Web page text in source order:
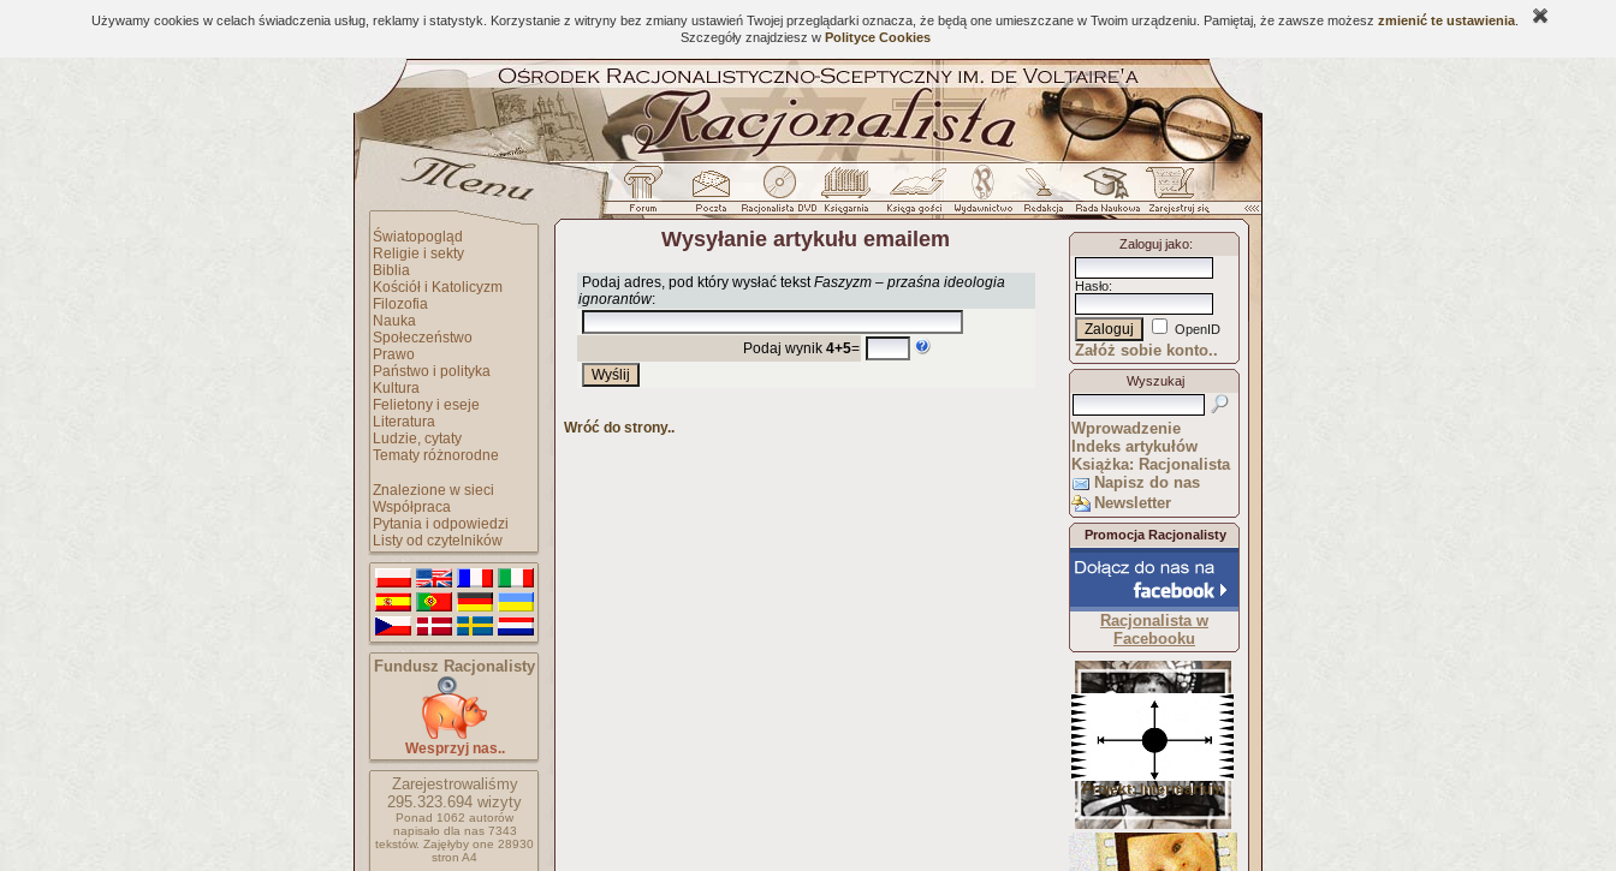
Używamy cookies w celach świadczenia usług, reklamy i statystyk. Korzystanie z witryny bez zmiany ustawień Twojej przeglądarki oznacza, że będą one umieszczane w Twoim urządzeniu. Pamiętaj, że zawsze możesz zmienić te ustawienia
Szczegóły znajdziesz w Polityce Cookies
Światopogląd
Religie i sekty
Biblia
Kościół i Katolicyzm
Filozofia
Nauka
Społeczeństwo
Prawo
Państwo i polityka
Kultura
Felietony i eseje
Literatura
Ludzie, cytaty
Tematy różnorodne
Znalezione w sieci
Współpraca
Pytania i odpowiedzi
Listy od czytelników
Fundusz Racjonalisty
Wesprzyj nas..
Zarejestrowaliśmy
295.323.694 wizyty
Ponad 1062 autorów
napisało dla nas 7343
tekstów. Zajęłyby one 28930
stron A4
Wysyłanie artykułu emailem
Podaj adres, pod który wysłać tekstFaszyzm – przaśna ideologia
ignorantów:
Podaj wynik 4+5=
Wróć do strony..
Zaloguj jako:
Hasło:
OpenID
Załóż sobie konto..
Wyszukaj
Wprowadzenie
Indeks artykułów
Książka: Racjonalista
Napisz do nas
Newsletter
Promocja Racjonalisty
Racjonalista w
Facebooku